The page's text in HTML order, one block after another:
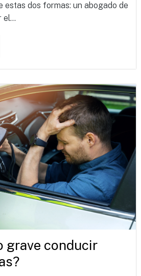
estas dos formas: un abogado de
el...
grave conducir